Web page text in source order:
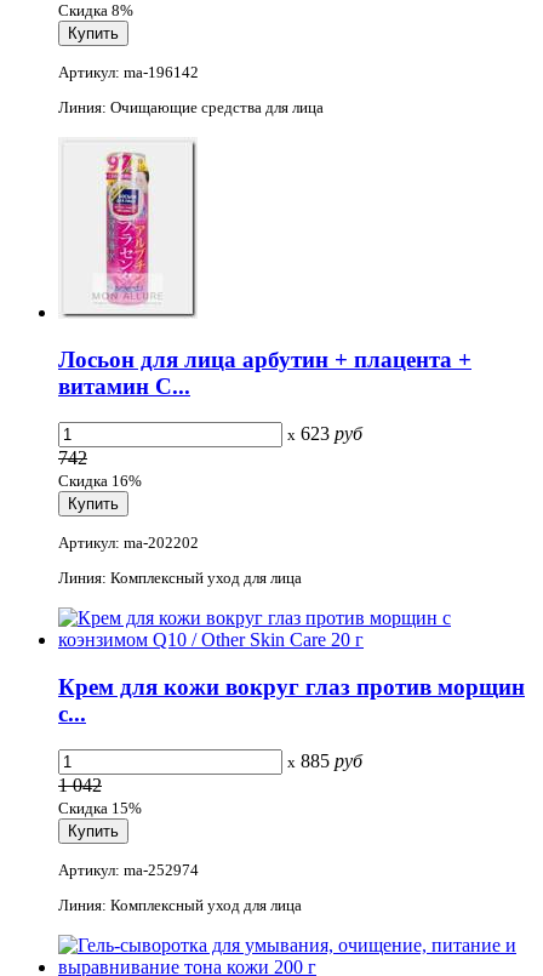
Скидка 8%
Артикул: ma-196142
Линия: Очищающие средства для лица
Лосьон для лица арбутин + плацента +
витамин С...
x 623 руб
742
Скидка 16%
Артикул: ma-202202
Линия: Комплексный уход для лица
Крем для кожи вокруг глаз против морщин
с...
x 885 руб
1 042
Скидка 15%
Артикул: ma-252974
Линия: Комплексный уход для лица